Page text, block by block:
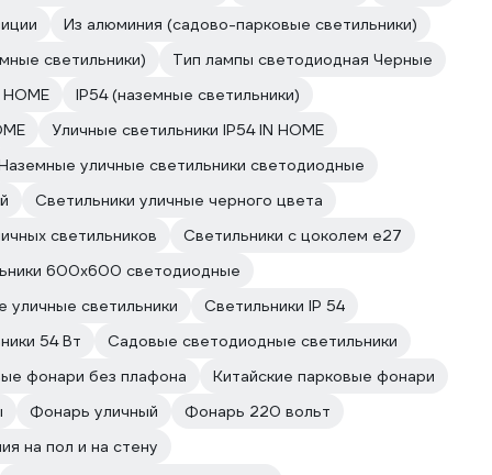
Из алюминия (садово-парковые светильники)
светильники)
Тип лампы светодиодная Черные
IP54 (наземные светильники)
Уличные светильники IP54 IN HOME
уличные светильники cветодиодные
Светильники уличные черного цвета
светильников
Светильники с цоколем e27
600х600 светодиодные
светильники
Светильники IP 54
54 Вт
Садовые светодиодные светильники
фонари без плафона
Китайские парковые фонари
Фонарь уличный
Фонарь 220 вольт
на пол и на стену